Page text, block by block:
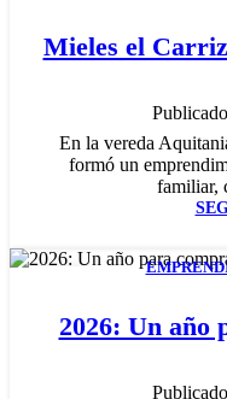
Mieles el
Publicado
En la vereda
formó un
familiar,
2026: Un año
Publicado